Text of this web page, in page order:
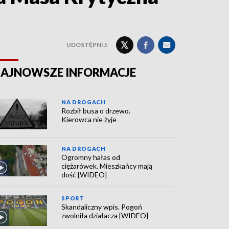
UDOSTĘPNIJ:
INFORMACJE
NA DROGACH
Rozbił busa o drzewo.
Kierowca nie żyje
NA DROGACH
Ogromny hałas od
ciężarówek. Mieszkańcy mają
dość [WIDEO]
SPORT
Skandaliczny wpis. Pogoń
zwolniła działacza [WIDEO]